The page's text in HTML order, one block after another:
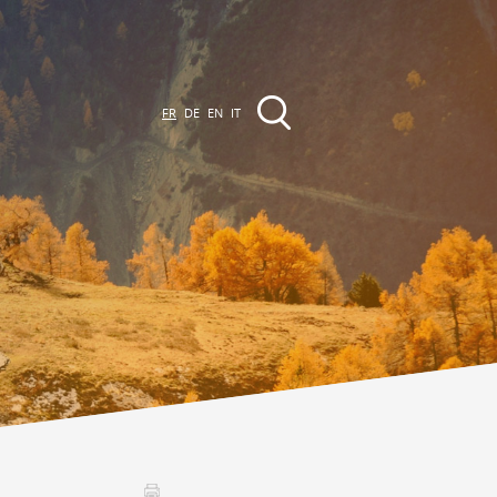
&
dans la région
des Manifestations
FR DE EN IT